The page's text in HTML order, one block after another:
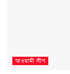
আওয়ামী লীগ